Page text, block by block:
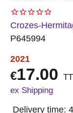
Crozes-
P645994
2021
€17.00
ex Shipping
Delivery time: